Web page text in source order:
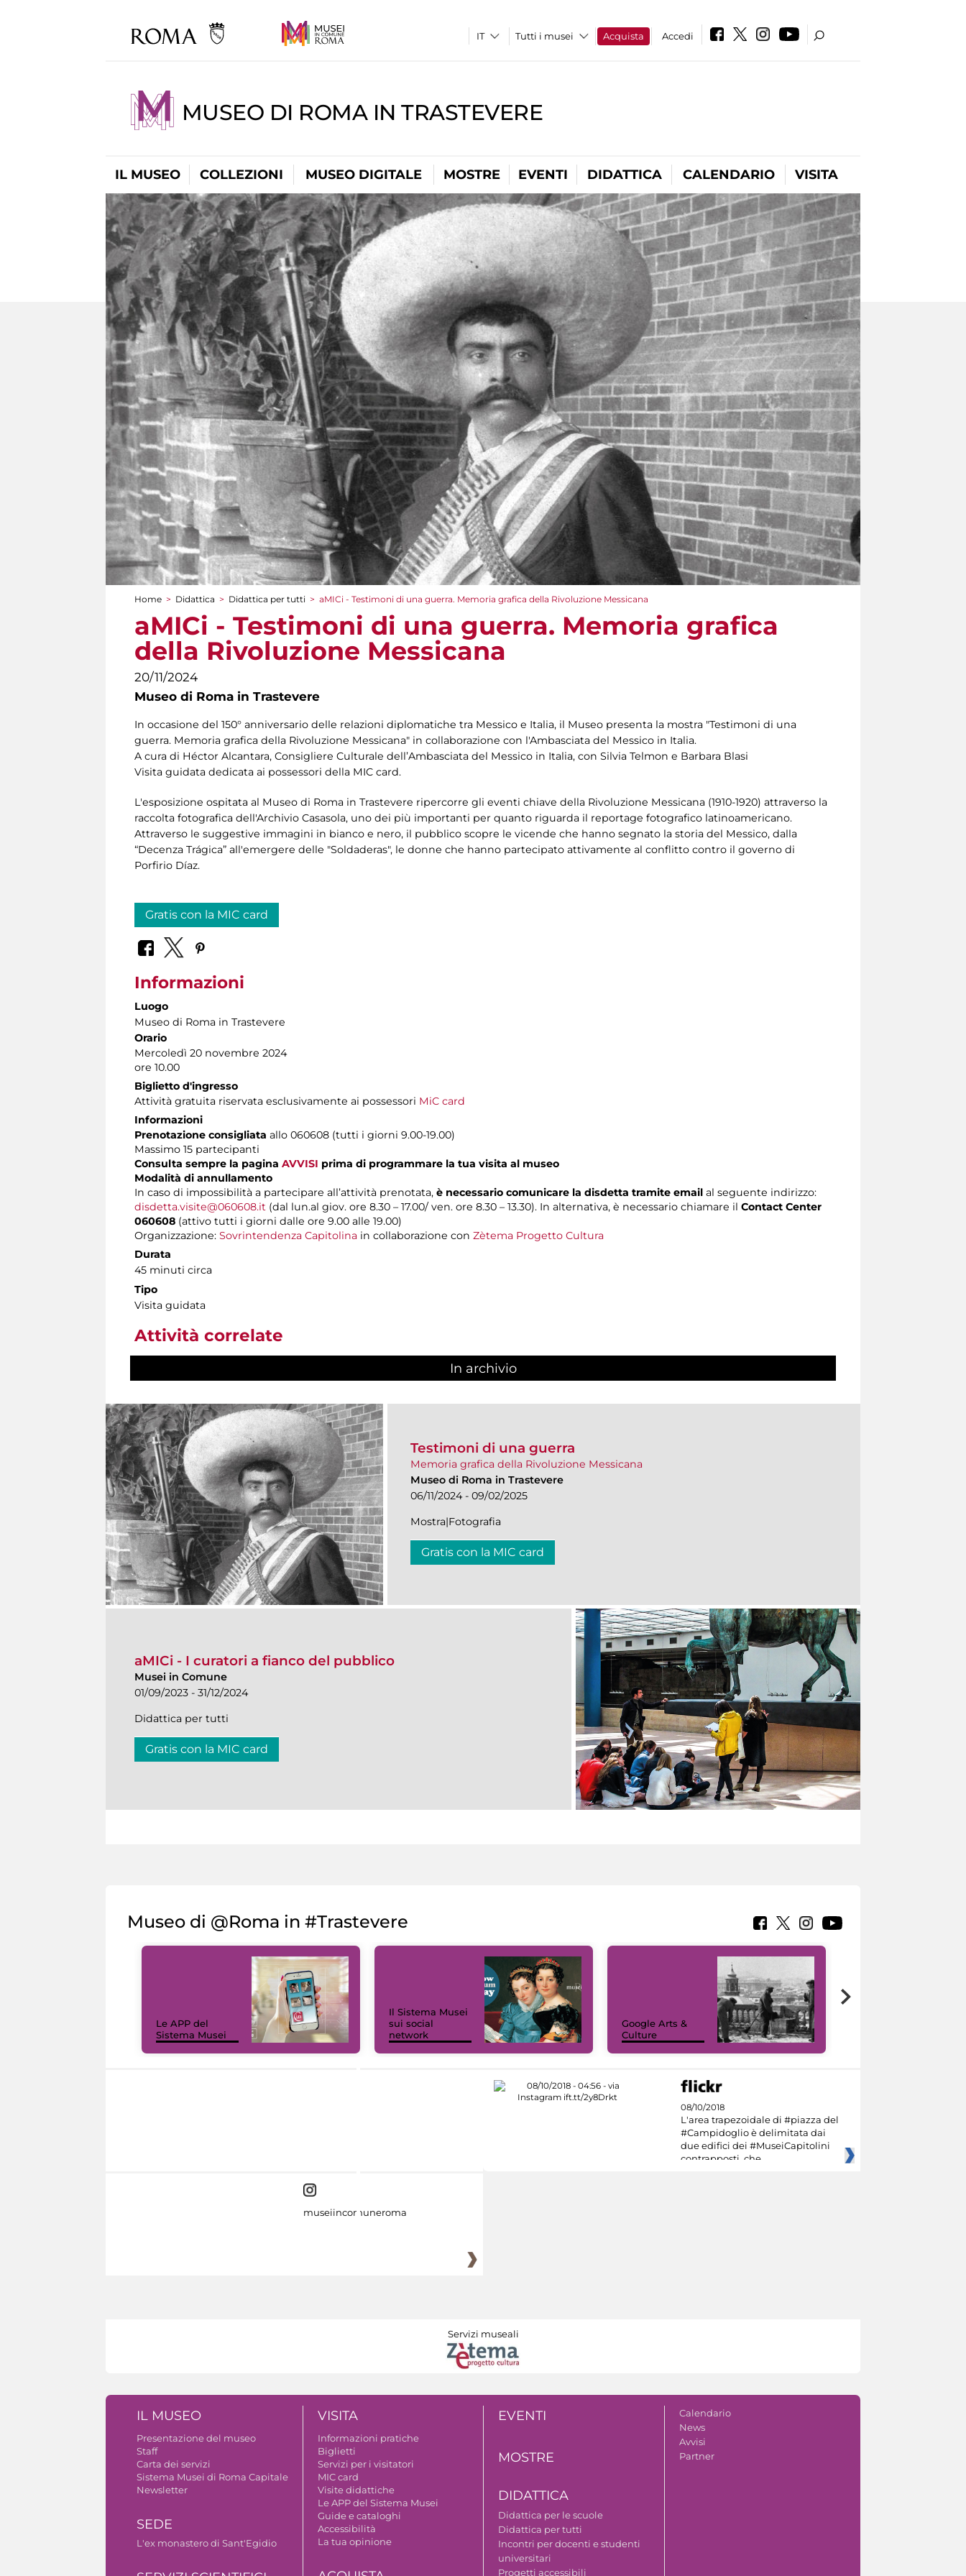
Tutti i musei Acquista Accedi
MUSEO DI ROMA IN TRASTEVERE
IL MUSEO COLLEZIONI MUSEO DIGITALE MOSTRE EVENTI DIDATTICA CALENDARIO VISITA
Tu sei qui
Home > Didattica > Didattica per tutti > aMICi - Testimoni di una guerra. Memoria grafica della Rivoluzione Messicana
aMICi - Testimoni di una guerra. Memoria grafica
della Rivoluzione Messicana
20/11/2024
Museo di Roma in Trastevere
In occasione del 150° anniversario delle relazioni diplomatiche tra Messico e Italia, il Museo presenta la mostra "Testimoni di una
guerra. Memoria grafica della Rivoluzione Messicana" in collaborazione con l'Ambasciata del Messico in Italia.
A cura di Héctor Alcantara, Consigliere Culturale dell’Ambasciata del Messico in Italia, con Silvia Telmon e Barbara Blasi
Visita guidata dedicata ai possessori della MIC card.
L'esposizione ospitata al Museo di Roma in Trastevere ripercorre gli eventi chiave della Rivoluzione Messicana (1910-1920) attraverso la
raccolta fotografica dell'Archivio Casasola, uno dei più importanti per quanto riguarda il reportage fotografico latinoamericano.
Attraverso le suggestive immagini in bianco e nero, il pubblico scopre le vicende che hanno segnato la storia del Messico, dalla
“Decenza Trágica” all'emergere delle "Soldaderas", le donne che hanno partecipato attivamente al conflitto contro il governo di
Porfirio Díaz.
Gratis con la MIC card
Informazioni
Luogo
Museo di Roma in Trastevere
Orario
Mercoledì 20 novembre 2024
ore 10.00
Biglietto d'ingresso
Attività gratuita riservata esclusivamente ai possessori MiC card
Informazioni
Prenotazione consigliata allo 060608 (tutti i giorni 9.00-19.00)
Massimo 15 partecipanti
Consulta sempre la pagina AVVISI prima di programmare la tua visita al museo
Modalità di annullamento
In caso di impossibilità a partecipare all’attività prenotata, è necessario comunicare la disdetta tramite email al seguente indirizzo:
disdetta.visite@060608.it (dal lun.al giov. ore 8.30 – 17.00/ ven. ore 8.30 – 13.30). In alternativa, è necessario chiamare il Contact Center
060608 (attivo tutti i giorni dalle ore 9.00 alle 19.00)
Organizzazione: Sovrintendenza Capitolina in collaborazione con Zètema Progetto Cultura
Durata
45 minuti circa
Tipo
Visita guidata
Attività correlate
In archivio
Testimoni di una guerra
Memoria grafica della Rivoluzione Messicana
Museo di Roma in Trastevere
06/11/2024 - 09/02/2025
Mostra|Fotografia
Gratis con la MIC card
aMICi - I curatori a fianco del pubblico
Musei in Comune
01/09/2023 - 31/12/2024
Didattica per tutti
Gratis con la MIC card
Museo di @Roma in #Trastevere
Le APP del
Sistema Musei
Il Sistema Musei
sui social
network
Google Arts &
Culture
08/10/2018
L'area trapezoidale di #piazza del
#Campidoglio è delimitata dai
due edifici dei #MuseiCapitolini
contrapposti, che
museiincomuneroma
Servizi museali
IL MUSEO
Presentazione del museo
Staff
Carta dei servizi
Sistema Musei di Roma Capitale
Newsletter
SEDE
L'ex monastero di Sant'Egidio
VISITA
Informazioni pratiche
Biglietti
Servizi per i visitatori
MIC card
Visite didattiche
Le APP del Sistema Musei
Guide e cataloghi
Accessibilità
La tua opinione
EVENTI
MOSTRE
DIDATTICA
Didattica per le scuole
Didattica per tutti
Incontri per docenti e studenti
universitari
Progetti accessibili
Calendario
News
Avvisi
Partner